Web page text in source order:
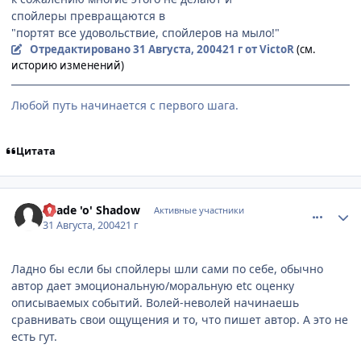
спойлеры превращаются в
"портят все удовольствие, спойлеров на мыло!"
Отредактировано31 Августа, 200421 гот VictoR(см.
историю изменений)
Любой путь начинается с первого шага.
Цитата
Shade 'o' Shadow Активные участники
31 Августа, 200421 г
Ладно бы если бы спойлеры шли сами по себе, обычно
автор дает эмоциональную/моральную etc оценку
описываемых событий. Волей-неволей начинаешь
сравнивать свои ощущения и то, что пишет автор. А это не
есть гут.